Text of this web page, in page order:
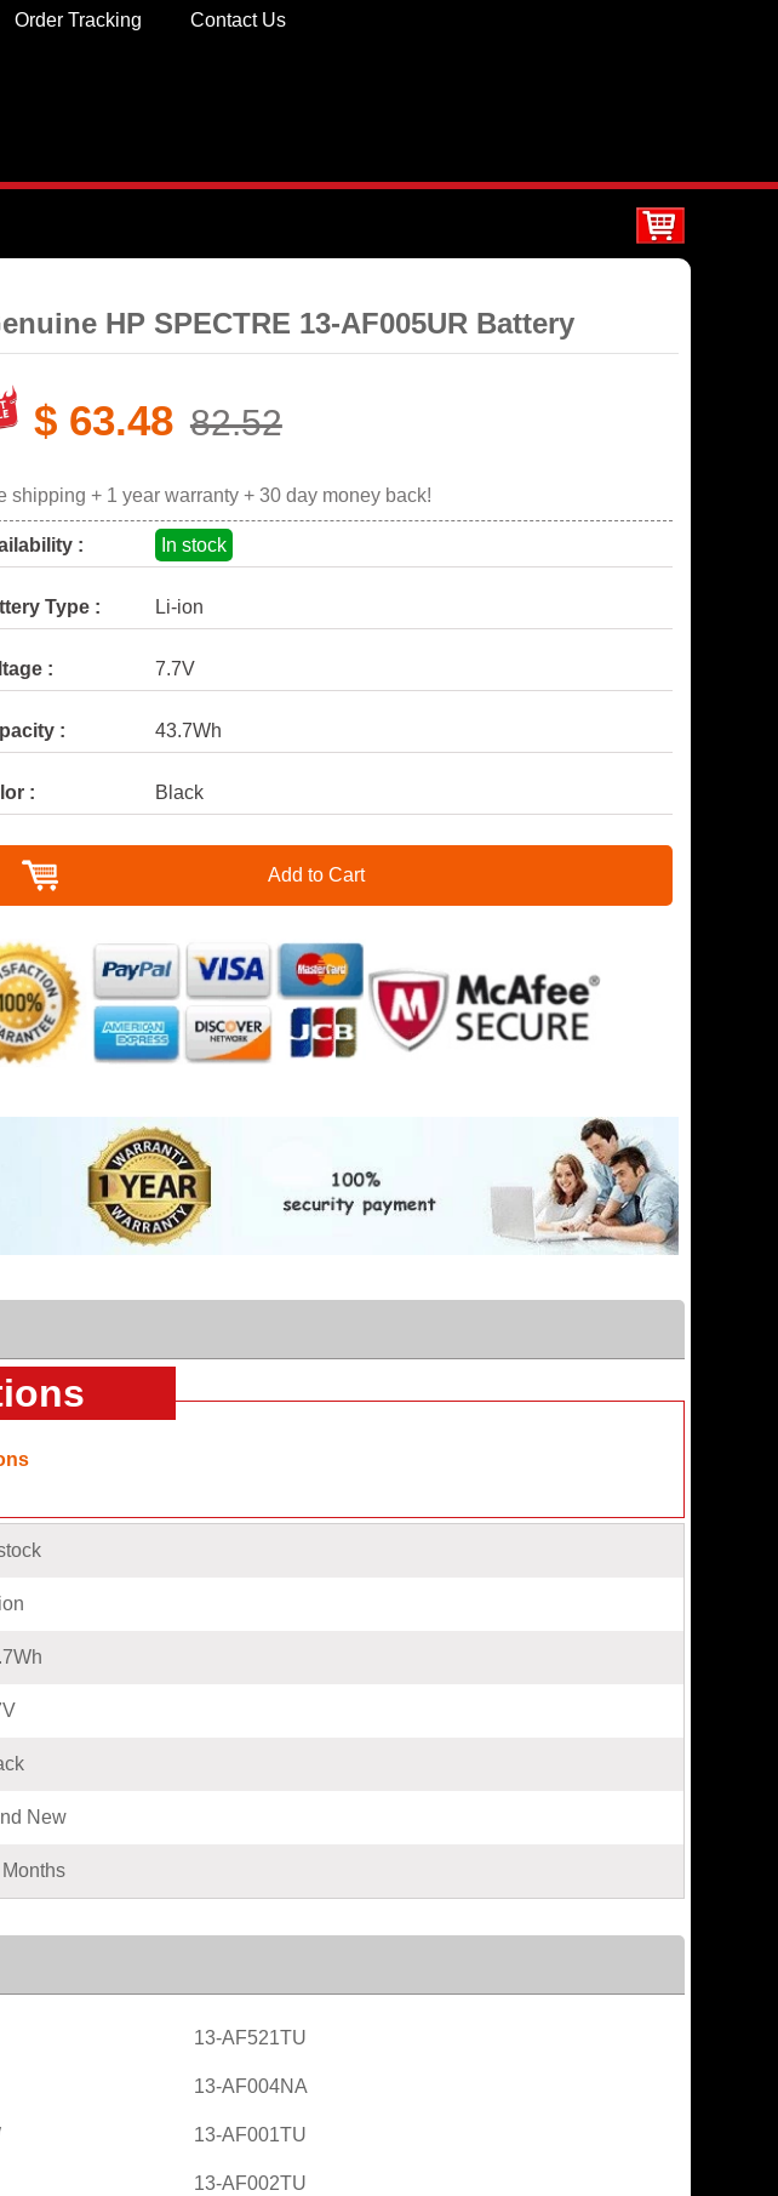
Contact Us
Order Tracking
HP SPECTRE 13-AF005UR Battery
$ 63.48 82.52
shipping + 1 year warranty + 30 day money back!
: In stock
Type : Li-ion
: 7.7V
: 43.7Wh
: Black
Add to Cart
New
13-AF521TU
13-AF004NA
13-AF001TU
13-AF002TU